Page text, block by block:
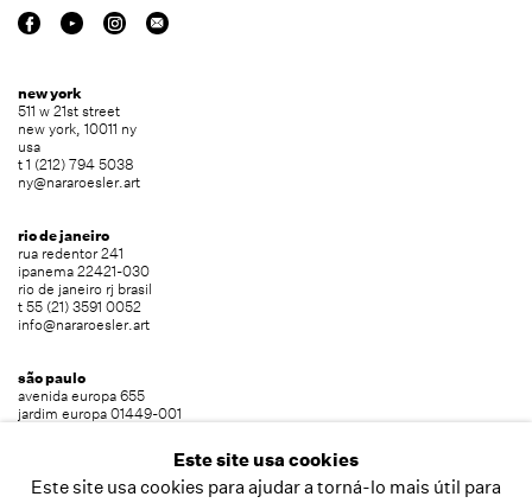
new york
511 w 21st street
new york, 10011 ny
usa
t 1 (212) 794 5038
ny@nararoesler.art
rio de janeiro
rua redentor 241
ipanema 22421-030
rio de janeiro rj brasil
t 55 (21) 3591 0052
info@nararoesler.art
são paulo
avenida europa 655
jardim europa 01449-001
Este site usa cookies
Este site usa cookies para ajudar a torná-lo mais útil para